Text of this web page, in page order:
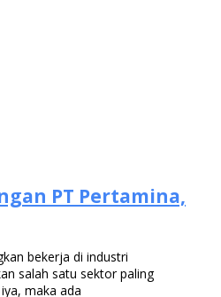
PT Pertamina,
bekerja di industri
salah satu sektor paling
maka ada